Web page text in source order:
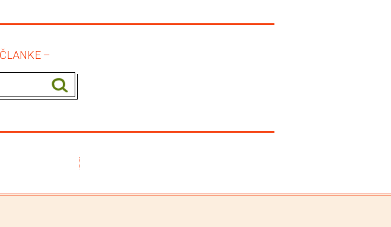
–